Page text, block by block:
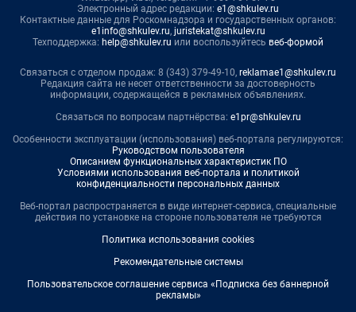
Электронный адрес редакции: e1@shkulev.ru
Контактные данные для Роскомнадзора и государственных органов:
e1info@shkulev.ru, juristekat@shkulev.ru
Техподдержка: help@shkulev.ru или воспользуйтесь веб-формой
Связаться с отделом продаж: 8 (343) 379-49-10, reklamae1@shkulev.ru
Редакция сайта не несет ответственности за достоверность
информации, содержащейся в рекламных объявлениях.
Связаться по вопросам партнёрства: e1pr@shkulev.ru
Особенности эксплуатации (использования) веб-портала регулируются:
Руководством пользователя
Описанием функциональных характеристик ПО
Условиями использования веб-портала и политикой
конфиденциальности персональных данных
Веб-портал распространяется в виде интернет-сервиса, специальные
действия по установке на стороне пользователя не требуются
Политика использования cookies
Рекомендательные системы
Пользовательское соглашение сервиса «Подписка без баннерной
рекламы»